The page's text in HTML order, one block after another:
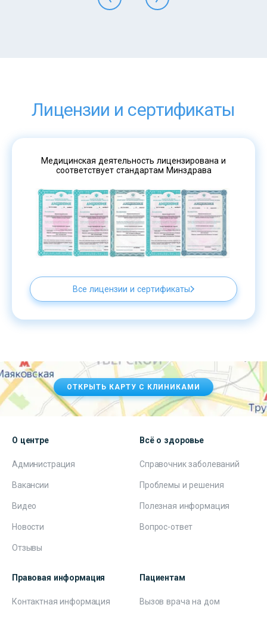
Лицензии и сертификаты
Медицинская деятельность лицензирована и
соответствует стандартам Минздрава
Все лицензии и сертификаты
ОТКРЫТЬ КАРТУ С КЛИНИКАМИ
О центре
Администрация
Вакансии
Видео
Новости
Отзывы
Всё о здоровье
Справочник заболеваний
Проблемы и решения
Полезная информация
Вопрос-ответ
Правовая информация
Контактная информация
Пациентам
Вызов врача на дом